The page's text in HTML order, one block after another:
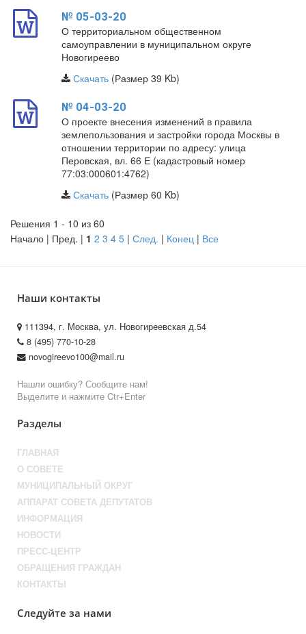
№ 05-03-20
О территориальном общественном
самоуправлении в муниципальном округе
Новогиреево
Скачать(Размер 39 Kb)
№ 04-03-20
О проекте внесения изменений в правила
землепользования и застройки города Москвы в
отношении территории по адресу: улица
Перовская, вл. 66 Е (кадастровый номер
77:03:000601:4762)
Скачать(Размер 60 Kb)
Решения 1 - 10 из 60
Начало | Пред. | 1 2 3 4 5 | След. | Конец | Все
Наши контакты
111394, г. Москва, ул. Новогиреевская д.54
8 (495) 770-10-28
novogireevo100@mail.ru
Нашли ошибку? Сообщите нам!
Выделите и нажмите Ctr+Enter
Разделы
ГЛАВНАЯ
О СОВЕТЕ
МУНИЦИПАЛЬНЫЙ ОКРУГ
АППАРАТ СОВЕТА ДЕПУТАТОВ
ИНФОРМАЦИЯ
НОВОСТИ
ПРЕСС-ЦЕНТР
ОБРАЩЕНИЯ ГРАЖДАН
КОНТАКТЫ
Следуйте за нами